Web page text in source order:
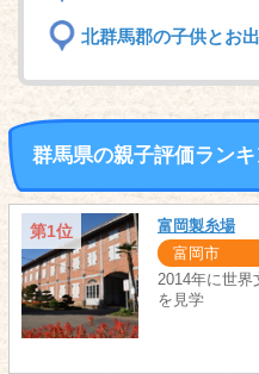
北群馬郡の子供とお
群馬県の親子評価ラン
第1位 富岡製糸場
富岡市
2014年に世界
を見学